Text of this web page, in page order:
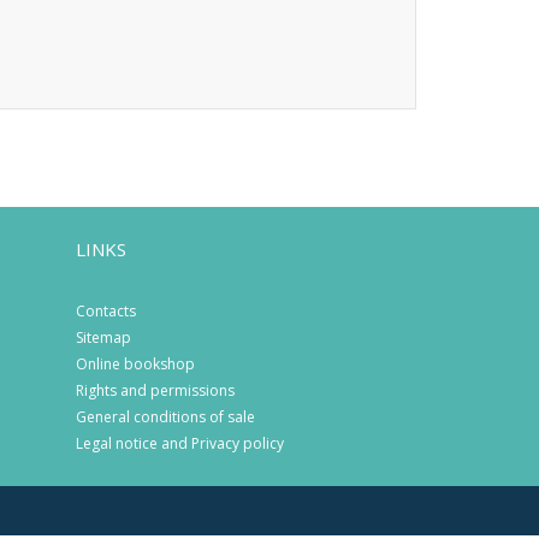
LINKS
Contacts
Sitemap
Online bookshop
Rights and permissions
General conditions of sale
Legal notice and Privacy policy